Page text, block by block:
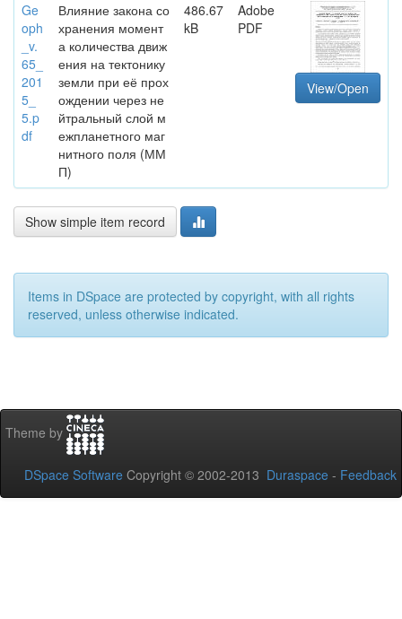
Ge
oph
_v.
65_
201
5_
5.p
df
Влияние закона со
хранения момент
а количества движ
ения на тектонику
земли при её прох
ождении через не
йтральный слой м
ежпланетного маг
нитного поля (ММ
П)
486.67
kB
Adobe
PDF
View/Open
Show simple item record
Items in DSpace are protected by copyright, with all rights
reserved, unless otherwise indicated.
Theme by
DSpace Software Copyright © 2002-2013 Duraspace - Feedback